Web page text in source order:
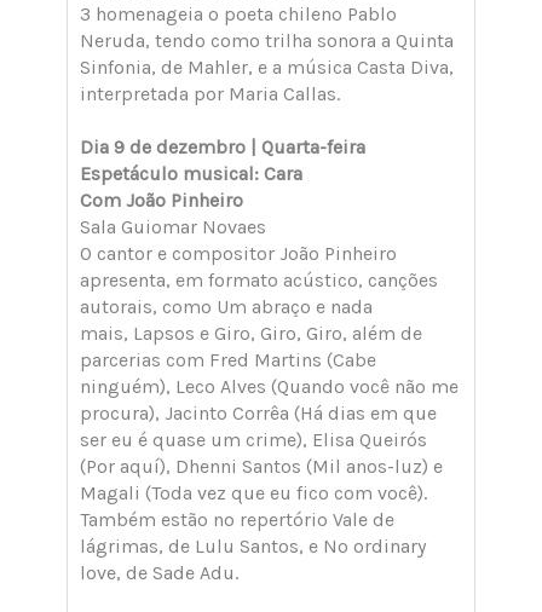
3 homenageia o poeta chileno Pablo
Neruda, tendo como trilha sonora a Quinta
Sinfonia, de Mahler, e a música Casta Diva,
interpretada por Maria Callas.
Dia 9 de dezembro | Quarta-feira
Espetáculo musical: Cara
Com João Pinheiro
Sala Guiomar Novaes
O cantor e compositor João Pinheiro
apresenta, em formato acústico, canções
autorais, como Um abraço e nada
mais, Lapsos e Giro, Giro, Giro, além de
parcerias com Fred Martins (Cabe
ninguém), Leco Alves (Quando você não me
procura), Jacinto Corrêa (Há dias em que
ser eu é quase um crime), Elisa Queirós
(Por aquí), Dhenni Santos (Mil anos-luz) e
Magali (Toda vez que eu fico com você).
Também estão no repertório Vale de
lágrimas, de Lulu Santos, e No ordinary
love, de Sade Adu.